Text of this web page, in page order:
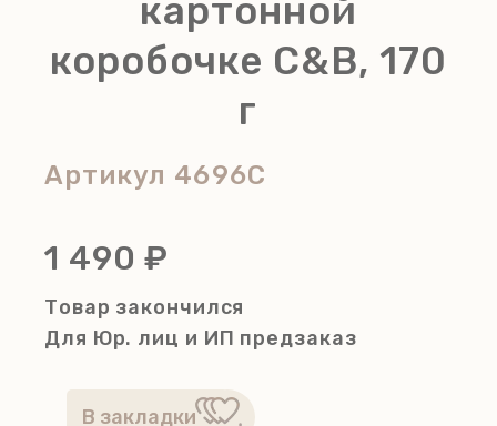
картонной
коробочке C&B, 170
г
Артикул 4696C
1 490 ₽
Товар закончился
Для Юр. лиц и ИП предзаказ